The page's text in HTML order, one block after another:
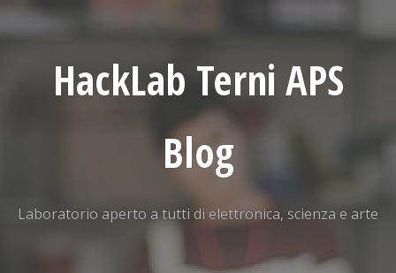
HackLab Terni APS
Blog
Laboratorio aperto a tutti di elettronica, scienza e arte